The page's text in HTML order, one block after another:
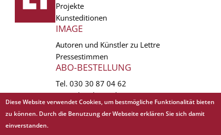
Projekte
Kunsteditionen
IMAGE
Autoren und Künstler zu Lettre
Pressestimmen
ABO-BESTELLUNG
Tel. 030 30 87 04 62
vertrieb(at)lettre.de
Copyright © 1988 - 2026 Lettre International. All rights reserved.
Diese Website verwendet Cookies, um bestmögliche Funktionalität bieten
zu können. Durch die Benutzung der Webseite erklären Sie sich damit
einverstanden.